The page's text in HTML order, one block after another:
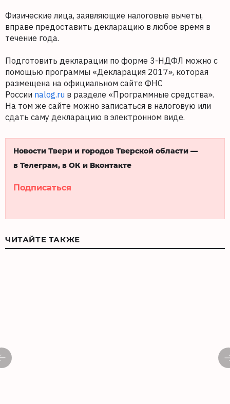
Физические лица, заявляющие налоговые вычеты,
вправе предоставить декларацию в любое время в
течение года.
Подготовить декларации по форме 3-НДФЛ можно с
помощью программы «Декларация 2017», которая
размещена на официальном сайте ФНС
России nalog.ru в разделе «Программные средства».
На том же сайте можно записаться в налоговую или
сдать саму декларацию в электронном виде.
Новости Твери и городов Тверской области —
в Телеграм, в ОК и Вконтакте
Подписаться
ЧИТАЙТЕ ТАКЖЕ